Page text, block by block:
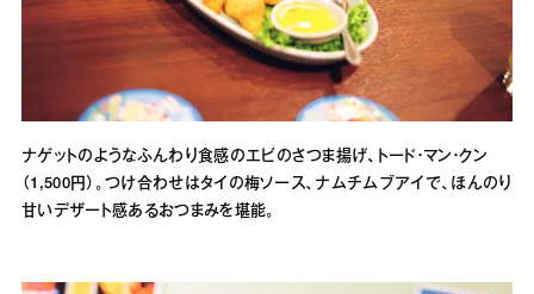
ナゲットのようなふんわり食感のエビのさつま揚げ、トード・マン・クン
（1,500円）。つけ合わせはタイの梅ソース、ナムチムブアイで、ほんのり
甘いデザート感あるおつまみを堪能。